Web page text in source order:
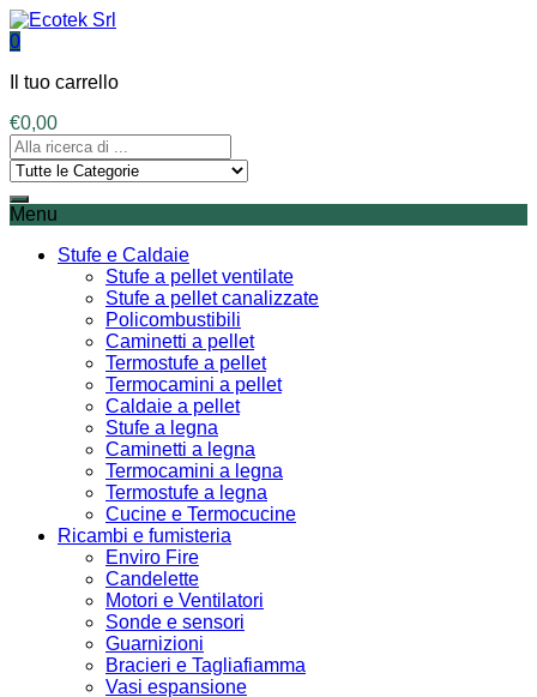
0
Il tuo carrello
€0,00
Menu
Stufe e Caldaie
Stufe a pellet ventilate
Stufe a pellet canalizzate
Policombustibili
Caminetti a pellet
Termostufe a pellet
Termocamini a pellet
Caldaie a pellet
Stufe a legna
Caminetti a legna
Termocamini a legna
Termostufe a legna
Cucine e Termocucine
Ricambi e fumisteria
Enviro Fire
Candelette
Motori e Ventilatori
Sonde e sensori
Guarnizioni
Bracieri e Tagliafiamma
Vasi espansione